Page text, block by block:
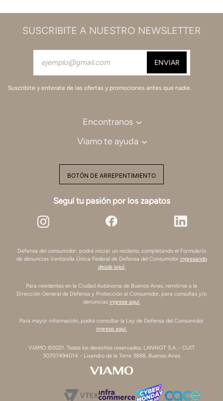
SUSCRIBITE A NUESTRO NEWSLETTER
Suscribite y enterate de las ofertas y promociones antes que nadie.
Encontranos
Viamo te ayuda
BOTÓN DE ARREPENTIMIENTO
Seguí tu pasión por los zapatos
Defensa del consumidor: podrá iniciar un reclamo, completando el Formulario
de denuncias Ventanilla Única Federal de Defensa del Consumidor ingresando
desde aquí.
Para residentes en la Ciudad Autónoma de Buenos Aires, remitirse a la
Dirección General de Defensa y Protección al Consumidor, para consultas y/o
denuncias ingrese aquí.
Para mayor información, podrá consultar la Ley de Defensa del Consumidor
ingrese aquí.
VIAMO ©2021. Todos los derechos reservados. LANNOT S.A. - CUIT
30707494014 - Lisandro de la Torre 3868, Buenos Aires